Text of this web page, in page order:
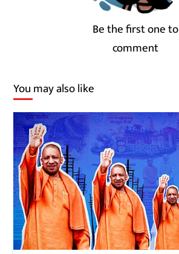
Be the first one to
comment
You may also like